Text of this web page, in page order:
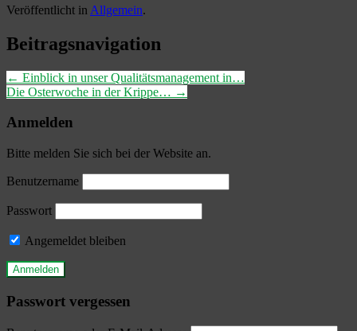
Veröffentlicht in Allgemein.
Beitragsnavigation
← Einblick in unser Qualitätsmanagement in…
Die Osterwoche in der Krippe… →
Anmelden
Bitte melden Sie sich bei der Website an.
Benutzername
Passwort
Angemeldet bleiben
Passwort vergessen